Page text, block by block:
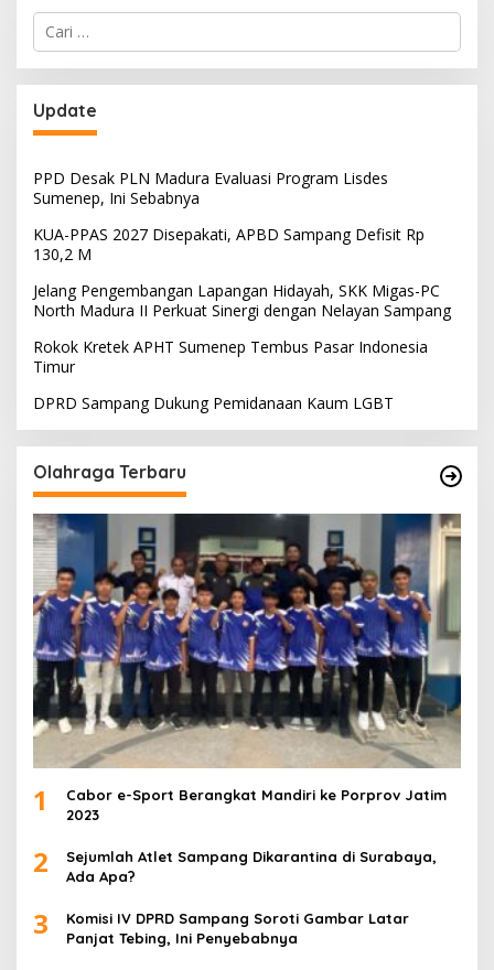
Cari
untuk:
Update
PPD Desak PLN Madura Evaluasi Program Lisdes
Sumenep, Ini Sebabnya
KUA-PPAS 2027 Disepakati, APBD Sampang Defisit Rp
130,2 M
Jelang Pengembangan Lapangan Hidayah, SKK Migas-PC
North Madura II Perkuat Sinergi dengan Nelayan Sampang
Rokok Kretek APHT Sumenep Tembus Pasar Indonesia
Timur
DPRD Sampang Dukung Pemidanaan Kaum LGBT
Olahraga Terbaru
1
Cabor e-Sport Berangkat Mandiri ke Porprov Jatim
2023
2
Sejumlah Atlet Sampang Dikarantina di Surabaya,
Ada Apa?
3
Komisi IV DPRD Sampang Soroti Gambar Latar
Panjat Tebing, Ini Penyebabnya